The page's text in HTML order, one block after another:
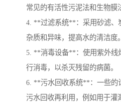
常见的有活性污泥法和生物膜
4. **过滤系统**：采用砂滤、
杂质和异味，提高水的清洁度。
5. **消毒设备**：使用紫外线
行消毒，以杀灭残留的病菌。
6. **污水回收系统**：一些的
污水回收再利用，例如用于灌